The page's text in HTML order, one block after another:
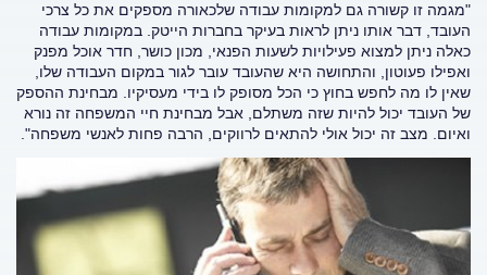
"מגמה זו קשורה גם למקומות עבודה שלכאורה מספקים את כל צרכי
העובד, דבר אותו ניתן לראות בעיקר בחברות הייטק. במקומות עבודה
כאלה ניתן למצוא פעילויות לשעות הפנאי, מכון כושר, חדר אוכל מפנק
ואפילו פעוטון, והתחושה היא שהעובד עובר לגור במקום העבודה שלו,
שאין לו מה לחפש בחוץ כי הכל מסופק לו בידי מעסיקיו. מבחינת ההספק
של העובד יכול להיות שזה משתלם, אבל מבחינת חיי המשפחה זה נורא
ואיום. מצב זה יכול אולי להתאים לרווקים, הרבה פחות לאנשי משפחה".